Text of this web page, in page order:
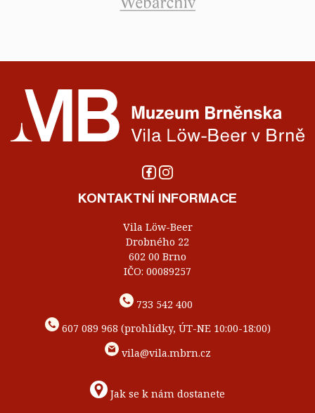
KONTAKTNÍ INFORMACE
Vila Löw-Beer
Drobného 22
602 00 Brno
IČO: 00089257
733 542 400
607 089 968 (prohlídky, ÚT-NE 10:00-18:00)
vila@vila.mbrn.cz
Jak se k nám dostanete